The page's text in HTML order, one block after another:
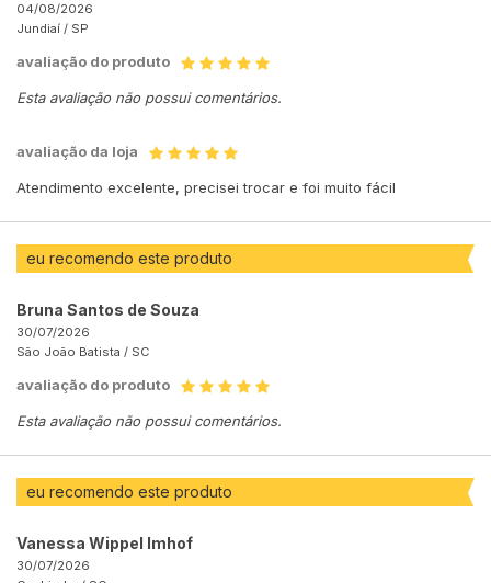
04/08/2026
Jundiaí / SP
avaliação do produto
Esta avaliação não possui comentários.
avaliação da loja
Atendimento excelente, precisei trocar e foi muito fácil
eu recomendo este produto
Bruna Santos de Souza
30/07/2026
São João Batista / SC
avaliação do produto
Esta avaliação não possui comentários.
eu recomendo este produto
Vanessa Wippel Imhof
30/07/2026